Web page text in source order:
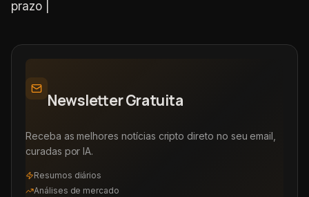
prazo |
Newsletter Gratuita
Receba as melhores notícias cripto direto no seu email,
curadas por IA.
Resumos diários
Análises de mercado